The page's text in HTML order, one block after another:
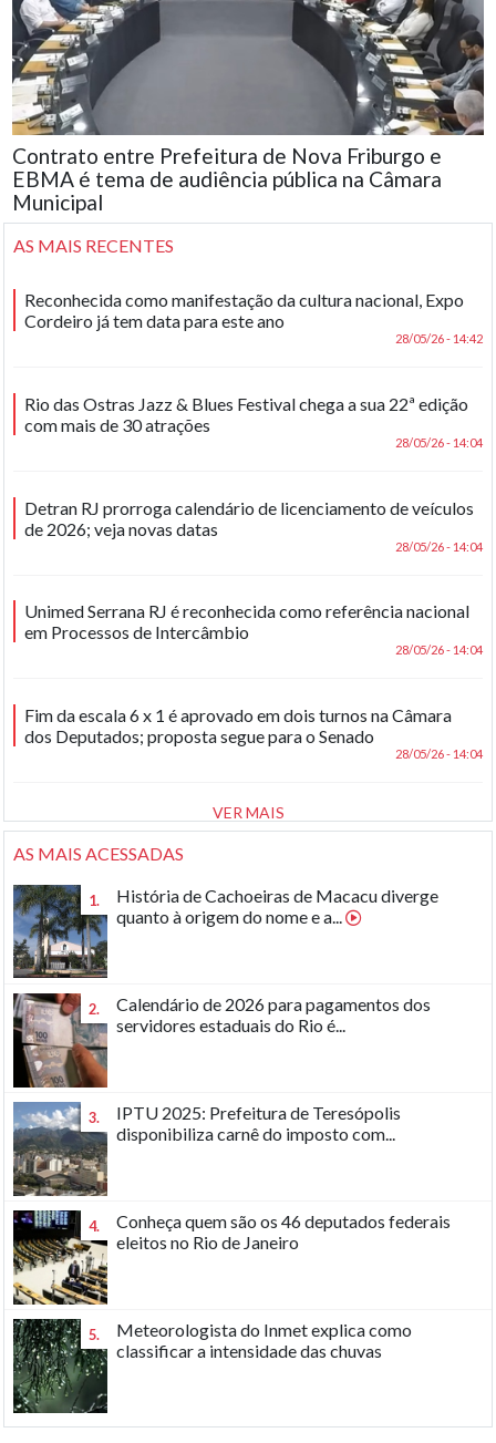
Contrato entre Prefeitura de Nova Friburgo e
EBMA é tema de audiência pública na Câmara
Municipal
AS MAIS RECENTES
Reconhecida como manifestação da cultura nacional, Expo
Cordeiro já tem data para este ano
28/05/26 - 14:42
Rio das Ostras Jazz & Blues Festival chega a sua 22ª edição
com mais de 30 atrações
28/05/26 - 14:04
Detran RJ prorroga calendário de licenciamento de veículos
de 2026; veja novas datas
28/05/26 - 14:04
Unimed Serrana RJ é reconhecida como referência nacional
em Processos de Intercâmbio
28/05/26 - 14:04
Fim da escala 6 x 1 é aprovado em dois turnos na Câmara
dos Deputados; proposta segue para o Senado
28/05/26 - 14:04
VER MAIS
AS MAIS ACESSADAS
1.
História de Cachoeiras de Macacu diverge
quanto à origem do nome e a...
2.
Calendário de 2026 para pagamentos dos
servidores estaduais do Rio é...
3.
IPTU 2025: Prefeitura de Teresópolis
disponibiliza carnê do imposto com...
4.
Conheça quem são os 46 deputados federais
eleitos no Rio de Janeiro
5.
Meteorologista do Inmet explica como
classificar a intensidade das chuvas